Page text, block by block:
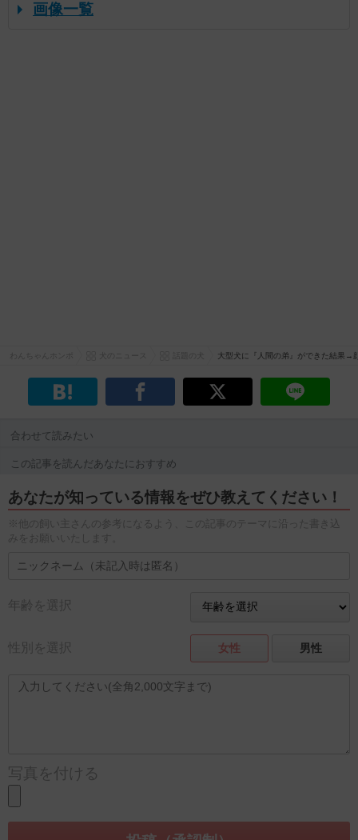
画像一覧
大型犬に『人間の弟』ができた結果→
合わせて読みたい
この記事を読んだあなたにおすすめ
あなたが知っている情報をぜひ教えてください！
※他の飼い主さんの参考になるよう、この記事のテーマに沿った書き込
みをお願いいたします。
年齢を選択
性別を選択 女性 男性
写真を付ける